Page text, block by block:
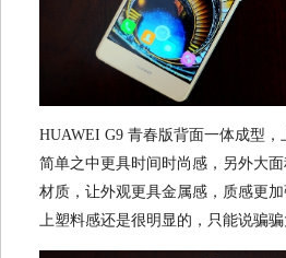
HUAWEI G9 青春版背面一体成型
简单之中更具时间时尚感，另外大
材质，让外观更具金属感，质感更
上塑料感还是很明显的，只能说骗骗